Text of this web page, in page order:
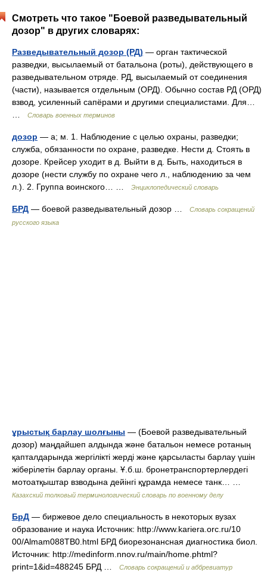
Смотреть что такое "Боевой разведывательный
дозор" в других словарях:
Разведывательный дозор (РД) — орган тактической
разведки, высылаемый от батальона (роты), действующего в
разведывательном отряде. РД, высылаемый от соединения
(части), называется отдельным (ОРД). Обычно состав РД (ОРД)
взвод, усиленный сапёрами и другими специалистами. Для…
Словарь военных терминов
дозор — а; м. 1. Наблюдение с целью охраны, разведки;
служба, обязанности по охране, разведке. Нести д. Стоять в
дозоре. Крейсер уходит в д. Выйти в д. Быть, находиться в
дозоре (нести службу по охране чего л., наблюдению за чем
л.). 2. Группа воинского… …
Энциклопедический словарь
БРД — боевой разведывательный дозор …
Словарь сокращений
русского языка
ұрыстық барлау шолғыны — (Боевой разведывательный
дозор) маңдайшеп алдында және батальон немесе ротаның
қапталдарында жергілікті жерді және қарсыласты барлау үшін
жіберілетін барлау органы. Ұ.б.ш. бронетранспортерлердегі
мотоатқыштар взводына дейінгі құрамда немесе танк… …
Казахский толковый терминологический словарь по военному делу
БрД — биржевое дело специальность в некоторых вузах
образование и наука Источник: http://www.kariera.orc.ru/10
00/Almam088TB0.html БРД биорезонансная диагностика биол.
Источник: http://medinform.nnov.ru/main/home.phtml?
print=1&id=488245 БРД …
Словарь сокращений и аббревиатур